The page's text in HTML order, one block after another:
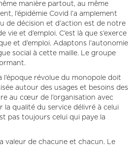
manière partout, au même
l’épidémie Covid l’a amplement
de décision et d’action est de notre
vie et d’emploi. C’est là que s’exerce
et d’emploi. Adaptons l’autonomie
social à cette maille. Le groupe
l’époque révolue du monopole doit
autour des usages et besoins des
au cœur de l’organisation avec
la qualité du service délivré à celui
pas toujours celui qui paye la
valeur de chacune et chacun. Le